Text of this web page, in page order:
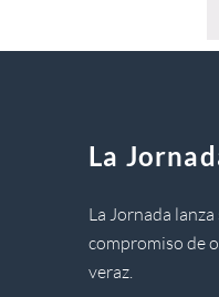
La
La Jornada
compromiso de
veraz.